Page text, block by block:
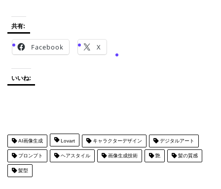
共有:
Facebook X
いいね:
AI画像生成 Lovart キャラクターデザイン デジタルアート
プロンプト ヘアスタイル 画像生成技術 艶 髪の質感
髪型